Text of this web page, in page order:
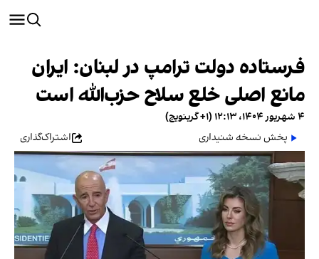
فرستاده دولت ترامپ در لبنان: ایران
مانع اصلی خلع سلاح حزب‌الله است
۴ شهریور ۱۴۰۴، ۱۲:۱۳ (‎+۱ گرینویچ)
پخش نسخه شنیداری
اشتراک‌گذاری